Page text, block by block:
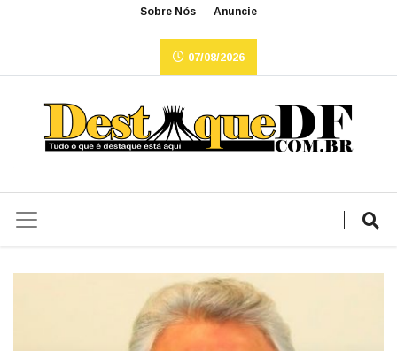
Sobre Nós Anuncie
07/08/2026